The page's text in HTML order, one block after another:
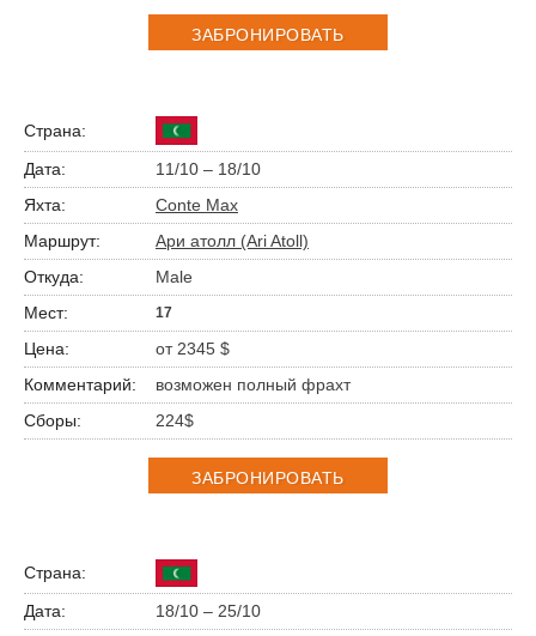
ЗАБРОНИРОВАТЬ
11/10 – 18/10
Conte Max
Ари атолл (Ari Atoll)
Male
17
от 2345 $
возможен полный фрахт
224$
ЗАБРОНИРОВАТЬ
18/10 – 25/10